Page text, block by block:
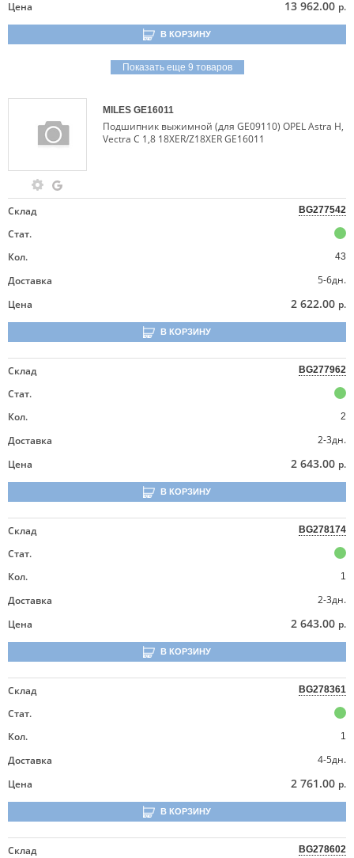
Цена 13 962.00 р.
В КОРЗИНУ
Показать еще 9 товаров
MILES GE16011
Подшипник выжимной (для GE09110) OPEL Astra H,
Vectra C 1,8 18XER/Z18XER GE16011
Склад BG277542
Стат.
Кол.
43
Доставка
5-6дн.
Цена
2 622.00 р.
В КОРЗИНУ
Склад BG277962
Стат.
Кол.
2
Доставка
2-3дн.
Цена
2 643.00 р.
В КОРЗИНУ
Склад BG278174
Стат.
Кол.
1
Доставка
2-3дн.
Цена
2 643.00 р.
В КОРЗИНУ
Склад BG278361
Стат.
Кол.
1
Доставка
4-5дн.
Цена
2 761.00 р.
В КОРЗИНУ
Склад BG278602